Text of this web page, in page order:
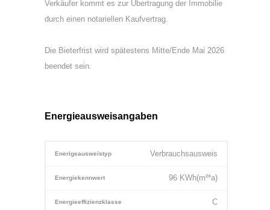
Verkäufer kommt es zur Übertragung der Immobilie
durch einen notariellen Kaufvertrag.
Die Bieterfrist wird spätestens Mitte/Ende Mai 2026
beendet sein.
Energieausweisangaben
Enerigeausweistyp Verbrauchsausweis
Energiekennwert 96 KWh(m²*a)
Energieeffizienzklasse C